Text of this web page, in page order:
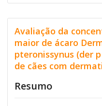
Avaliação da
maior de ácaro
pteronissynus (der
de cães com
Resumo